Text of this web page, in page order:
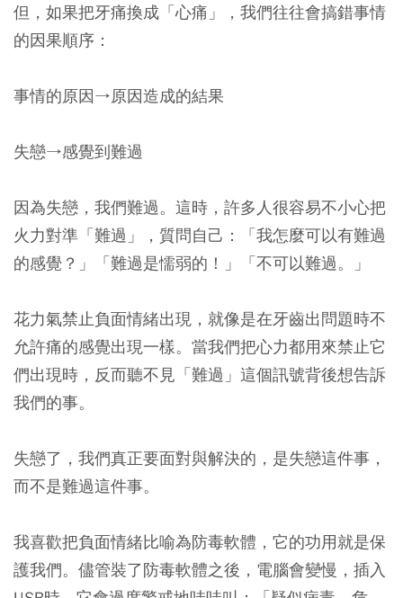
但，如果把牙痛換成「心痛」，我們往往會搞錯事情
的因果順序：
事情的原因→原因造成的結果
失戀→感覺到難過
因為失戀，我們難過。這時，許多人很容易不小心把
火力對準「難過」，質問自己：「我怎麼可以有難過
的感覺？」「難過是懦弱的！」「不可以難過。」
花力氣禁止負面情緒出現，就像是在牙齒出問題時不
允許痛的感覺出現一樣。當我們把心力都用來禁止它
們出現時，反而聽不見「難過」這個訊號背後想告訴
我們的事。
失戀了，我們真正要面對與解決的，是失戀這件事，
而不是難過這件事。
我喜歡把負面情緒比喻為防毒軟體，它的功用就是保
護我們。儘管裝了防毒軟體之後，電腦會變慢，插入